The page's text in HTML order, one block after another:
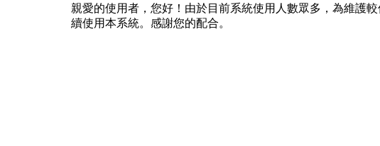
親愛的使用者，您好！由於目前系統使用人數眾多，為維護
續使用本系統。感謝您的配合。